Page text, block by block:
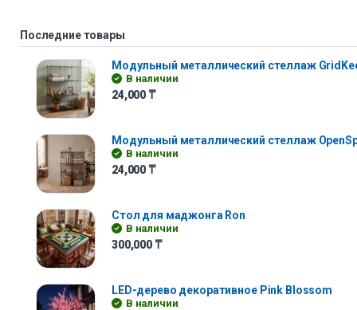
Последние товары
Модульный металлический стеллаж
В наличии
24,000 ₸
Модульный металлический стеллаж
В наличии
24,000 ₸
Стол для маджонга Ron
В наличии
300,000 ₸
LED-дерево декоративное Pink Blossom
В наличии